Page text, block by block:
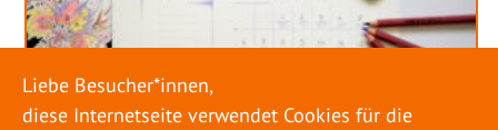
Liebe Besucher*innen,
diese Internetseite verwendet Cookies für die